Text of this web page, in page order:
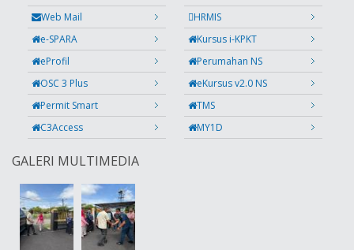
Web Mail
HRMIS
e-SPARA
Kursus i-KPKT
eProfil
Perumahan NS
OSC 3 Plus
eKursus v2.0 NS
Permit Smart
TMS
C3Access
MY1D
GALERI MULTIMEDIA